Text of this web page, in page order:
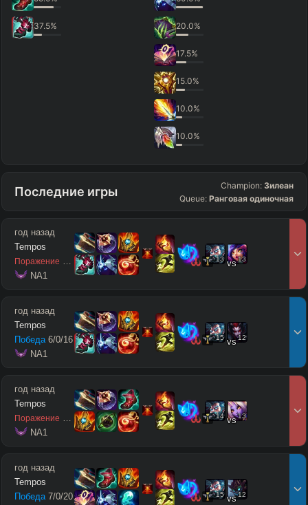
37.5% 20.0%
17.5%
15.0%
10.0%
10.0%
Последние игры Champion: Зилеан
Queue: Ранговая одиночная
год назад
Tempos
Поражение 8 /4/11
NA1
13 vs13
год назад
Tempos
Победа 6/0/16
NA1
15 vs12
год назад
Tempos
Поражение 3 /1/6
NA1
14 vs13
год назад
Tempos
Победа 7/0/20
15 vs12